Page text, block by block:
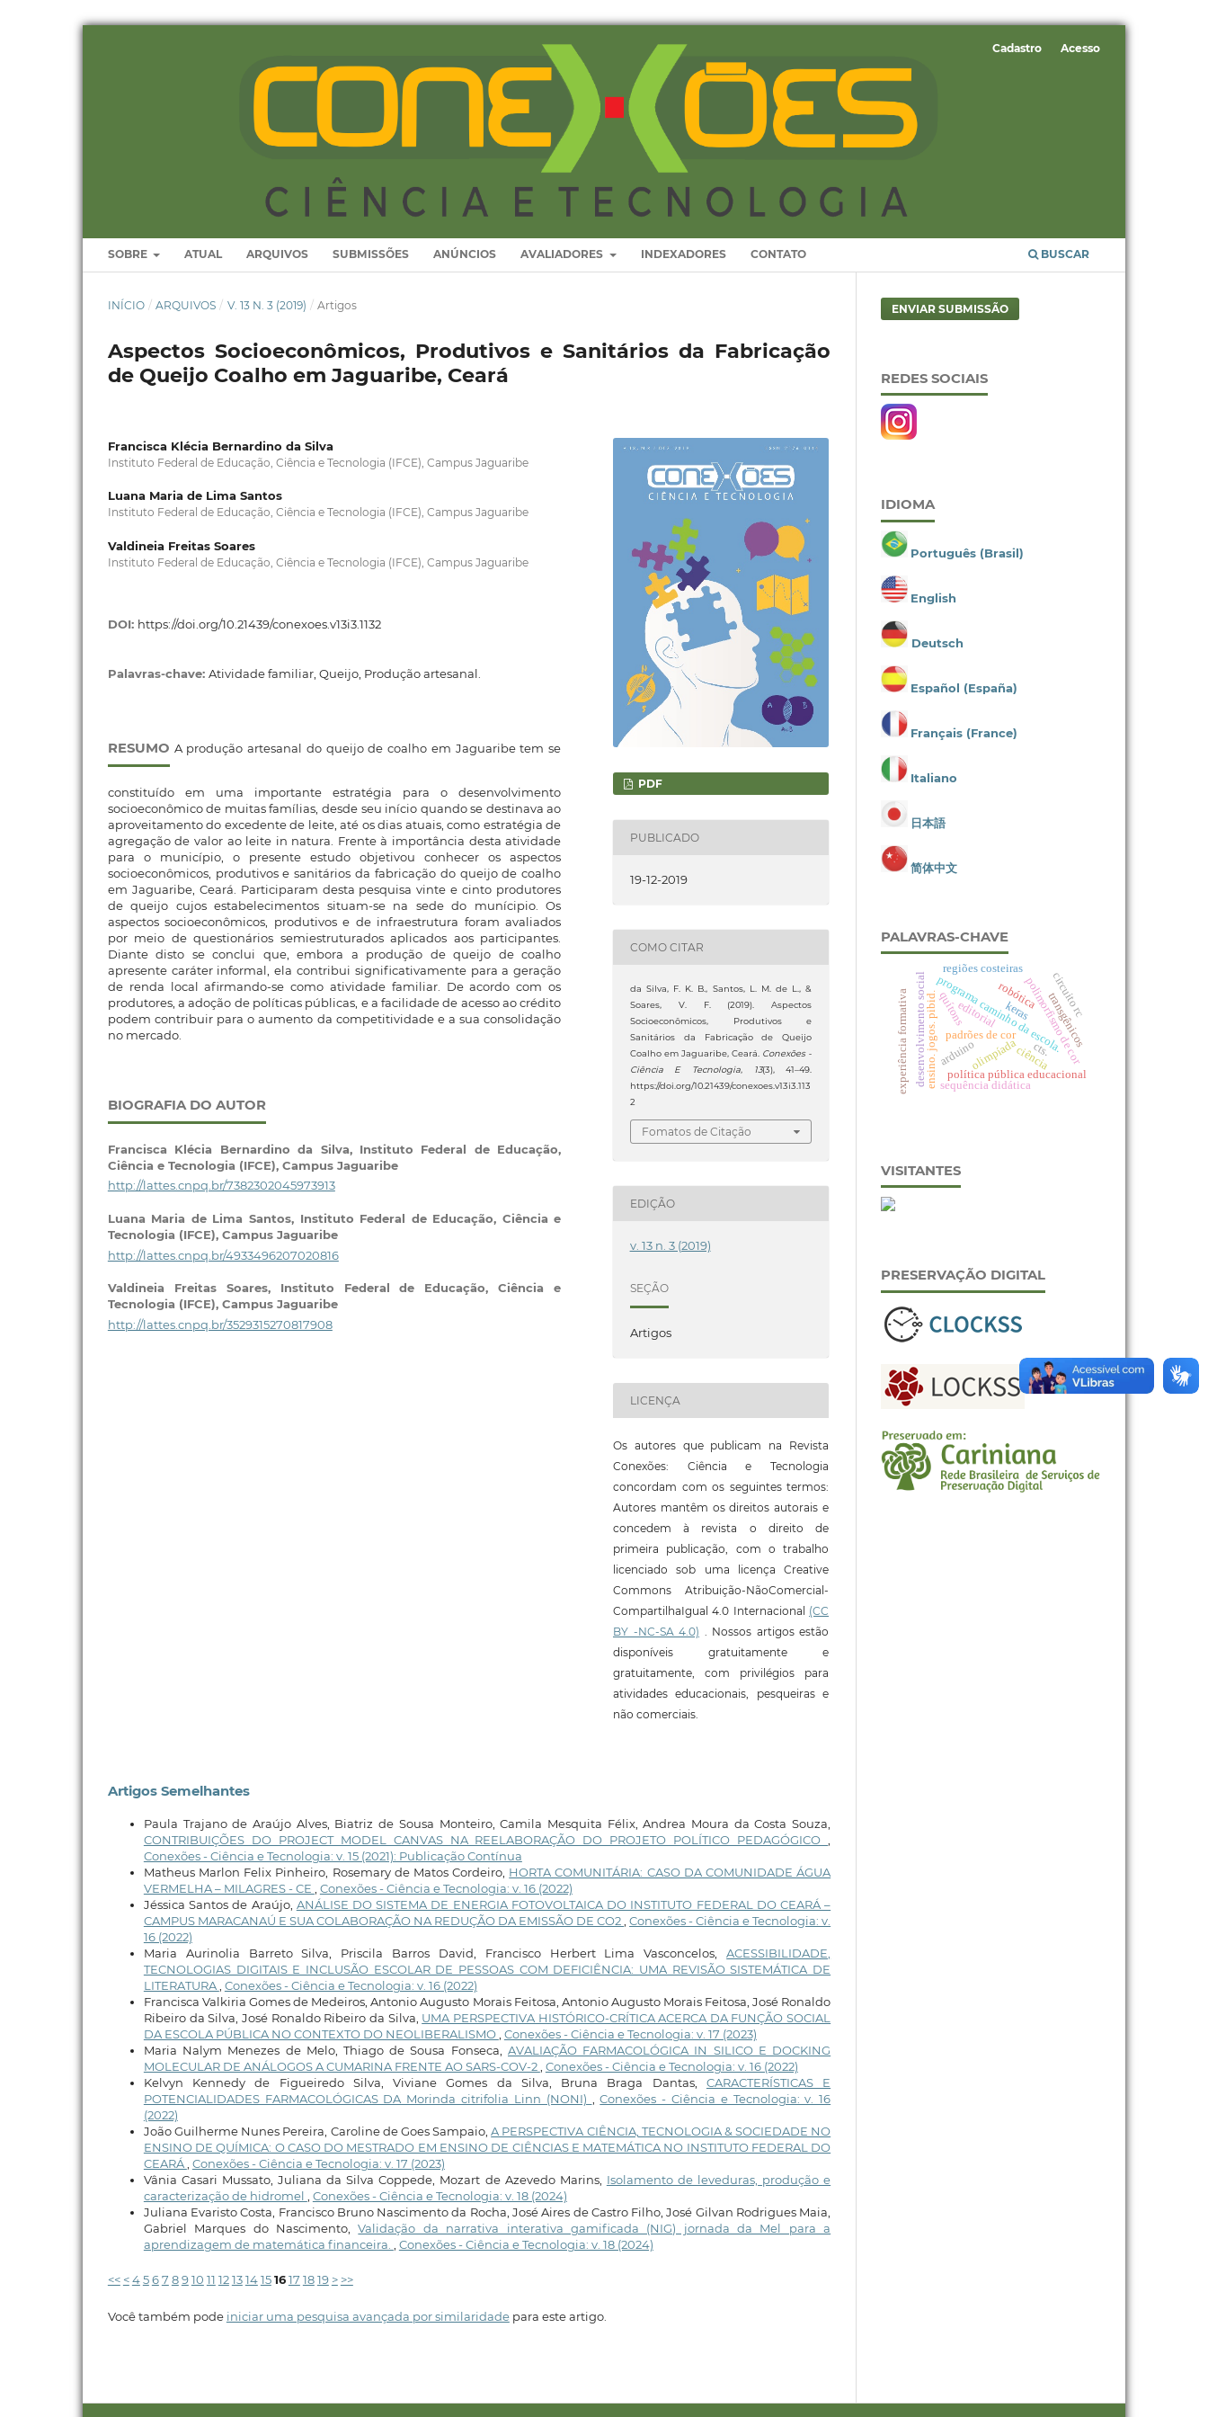
SOBRE ATUAL ARQUIVOS SUBMISSÕES ANÚNCIOS AVALIADORES INDEXADORES CONTATO BUSCAR
Cadastro Acesso
INÍCIO / ARQUIVOS / V. 13 N. 3 (2019) / Artigos
Aspectos Socioeconômicos, Produtivos e Sanitários da Fabricação
de Queijo Coalho em Jaguaribe, Ceará
Francisca Klécia Bernardino da Silva
Instituto Federal de Educação, Ciência e Tecnologia (IFCE), Campus Jaguaribe
Luana Maria de Lima Santos
Instituto Federal de Educação, Ciência e Tecnologia (IFCE), Campus Jaguaribe
Valdineia Freitas Soares
Instituto Federal de Educação, Ciência e Tecnologia (IFCE), Campus Jaguaribe
DOI: https://doi.org/10.21439/conexoes.v13i3.1132
Palavras-chave: Atividade familiar, Queijo, Produção artesanal.
RESUMO A produção artesanal do queijo de coalho em Jaguaribe tem se
constituído em uma importante estratégia para o desenvolvimento
socioeconômico de muitas famílias, desde seu início quando se destinava ao
aproveitamento do excedente de leite, até os dias atuais, como estratégia de
agregação de valor ao leite in natura. Frente à importância desta atividade
para o município, o presente estudo objetivou conhecer os aspectos
socioeconômicos, produtivos e sanitários da fabricação do queijo de coalho
em Jaguaribe, Ceará. Participaram desta pesquisa vinte e cinto produtores
de queijo cujos estabelecimentos situam-se na sede do munícipio. Os
aspectos socioeconômicos, produtivos e de infraestrutura foram avaliados
por meio de questionários semiestruturados aplicados aos participantes.
Diante disto se conclui que, embora a produção de queijo de coalho
apresente caráter informal, ela contribui significativamente para a geração
de renda local afirmando-se como atividade familiar. De acordo com os
produtores, a adoção de políticas públicas, e a facilidade de acesso ao crédito
podem contribuir para o aumento da competitividade e a sua consolidação
no mercado.
BIOGRAFIA DO AUTOR
Francisca Klécia Bernardino da Silva, Instituto Federal de Educação,
Ciência e Tecnologia (IFCE), Campus Jaguaribe
http://lattes.cnpq.br/7382302045973913
Luana Maria de Lima Santos, Instituto Federal de Educação, Ciência e
Tecnologia (IFCE), Campus Jaguaribe
http://lattes.cnpq.br/4933496207020816
Valdineia Freitas Soares, Instituto Federal de Educação, Ciência e
Tecnologia (IFCE), Campus Jaguaribe
http://lattes.cnpq.br/3529315270817908
PDF
PUBLICADO
19-12-2019
COMO CITAR
da Silva, F. K. B., Santos, L. M. de L., &
Soares, V. F. (2019). Aspectos
Socioeconômicos, Produtivos e
Sanitários da Fabricação de Queijo
Coalho em Jaguaribe, Ceará. Conexões -
Ciência E Tecnologia, 13(3), 41–49.
https://doi.org/10.21439/conexoes.v13i3.113
2
Fomatos de Citação
EDIÇÃO
v. 13 n. 3 (2019)
SEÇÃO
Artigos
LICENÇA
Os autores que publicam na Revista
Conexões: Ciência e Tecnologia
concordam com os seguintes termos:
Autores mantêm os direitos autorais e
concedem à revista o direito de
primeira publicação, com o trabalho
licenciado sob uma licença Creative
Commons Atribuição-NãoComercial-
CompartilhaIgual 4.0 Internacional (CC
BY -NC-SA 4.0) . Nossos artigos estão
disponíveis gratuitamente e
gratuitamente, com privilégios para
atividades educacionais, pesqueiras e
não comerciais.
Artigos Semelhantes
Paula Trajano de Araújo Alves, Biatriz de Sousa Monteiro, Camila Mesquita Félix, Andrea Moura da Costa Souza,
CONTRIBUIÇÕES DO PROJECT MODEL CANVAS NA REELABORAÇÃO DO PROJETO POLÍTICO PEDAGÓGICO
Conexões - Ciência e Tecnologia: v. 15 (2021): Publicação Contínua
Matheus Marlon Felix Pinheiro, Rosemary de Matos Cordeiro, HORTA COMUNITÁRIA: CASO DA COMUNIDADE ÁGUA
VERMELHA – MILAGRES - CE
Conexões - Ciência e Tecnologia: v. 16 (2022)
Jéssica Santos de Araújo, ANÁLISE DO SISTEMA DE ENERGIA FOTOVOLTAICA DO INSTITUTO FEDERAL DO CEARÁ –
CAMPUS MARACANAÚ E SUA COLABORAÇÃO NA REDUÇÃO DA EMISSÃO DE CO2 ,Conexões - Ciência e Tecnologia: v.
16 (2022)
Maria Aurinolia Barreto Silva, Priscila Barros David, Francisco Herbert Lima Vasconcelos,ACESSIBILIDADE,
TECNOLOGIAS DIGITAIS E INCLUSÃO ESCOLAR DE PESSOAS COM DEFICIÊNCIA: UMA REVISÃO SISTEMÁTICA DE
LITERATURA Conexões - Ciência e Tecnologia: v. 16 (2022)
Francisca Valkiria Gomes de Medeiros, Antonio Augusto Morais Feitosa, Antonio Augusto Morais Feitosa, José Ronaldo
Ribeiro da Silva, José Ronaldo Ribeiro da Silva, UMA PERSPECTIVA HISTÓRICO-CRÍTICA ACERCA DA FUNÇÃO SOCIAL
DA ESCOLA PÚBLICA NO CONTEXTO DO NEOLIBERALISMO Conexões - Ciência e Tecnologia: v. 17 (2023)
Maria Nalym Menezes de Melo, Thiago de Sousa Fonseca, AVALIAÇÃO FARMACOLÓGICA IN SILICO E DOCKING
MOLECULAR DE ANÁLOGOS A CUMARINA FRENTE AO SARS-COV-2 Conexões - Ciência e Tecnologia: v. 16 (2022)
Kelvyn Kennedy de Figueiredo Silva, Viviane Gomes da Silva, Bruna Braga Dantas, CARACTERÍSTICAS E
POTENCIALIDADES FARMACOLÓGICAS DA Morinda citrifolia Linn (NONI)
,Conexões - Ciência e Tecnologia: v. 16
(2022)
João Guilherme Nunes Pereira, Caroline de Goes Sampaio,A PERSPECTIVA CIÊNCIA, TECNOLOGIA & SOCIEDADE NO
ENSINO DE QUÍMICA: O CASO DO MESTRADO EM ENSINO DE CIÊNCIAS E MATEMÁTICA NO INSTITUTO FEDERAL DO
CEARÁ Conexões - Ciência e Tecnologia: v. 17 (2023)
Vânia Casari Mussato, Juliana da Silva Coppede, Mozart de Azevedo Marins, Isolamento de leveduras, produção e
caracterização de hidromel
Conexões - Ciência e Tecnologia: v. 18 (2024)
Juliana Evaristo Costa, Francisco Bruno Nascimento da Rocha, José Aires de Castro Filho, José Gilvan Rodrigues Maia,
Gabriel Marques do Nascimento,Validação da narrativa interativa gamificada (NIG) jornada da Mel para a
aprendizagem de matemática financeira.
Conexões - Ciência e Tecnologia: v. 18 (2024)
<< <4567 8910 11 121314151617 1819 > >>
Você também pode iniciar uma pesquisa avançada por similaridadepara este artigo.
ENVIAR SUBMISSÃO
REDES SOCIAIS
IDIOMA
Português (Brasil)
English
Deutsch
Español (España)
Français (France)
Italiano
日本語
简体中文
PALAVRAS-CHAVE
editorial
olimpíada
política pública educacional
programa caminho da escola.
padrões de cor polimorfismo de cor
quítons
regiões costeiras
robótica
keras
desenvolvimento social sequência didática
transgênicos
cts.
experiência formativa ensino. jogos. pibid. ciência
arduino
circuito rc
VISITANTES
PRESERVAÇÃO DIGITAL